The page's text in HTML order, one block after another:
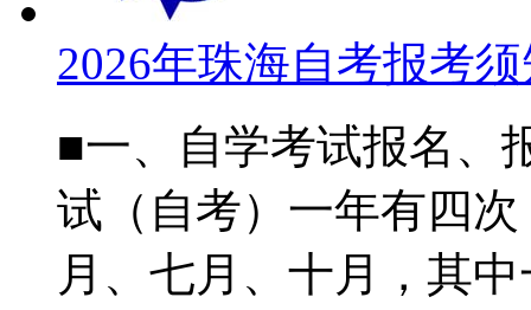
2026年珠海自考报考
■一、自学考试报名、
试（自考）一年有四
月、七月、十月，其